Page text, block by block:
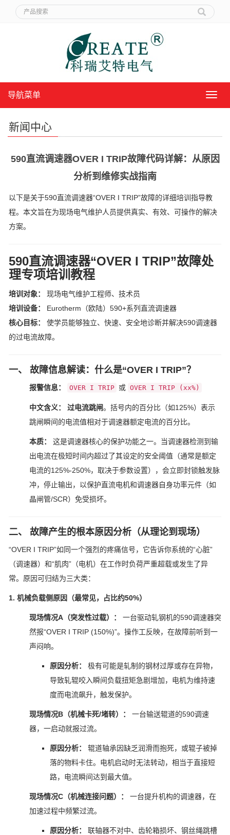
导
导航菜单
新闻中心
590直流调速器OVER I TRIP故障代码详解：从原因
分析到维修实战指南
以下是关于590直流调速器“OVER I TRIP”故障的详细培训指导教
程。本文旨在为现场电气维护人员提供真实、有效、可操作的解决
方案。
590直流调速器“OVER I TRIP”故障处
理专项培训教程
培训对象：
现场电气维护工程师、技术员
培训设备：
Eurotherm（欧陆）590+系列直流调速器
核心目标：
使学员能够独立、快速、安全地诊断并解决590调速器
的过电流故障。
一、 故障信息解读：什么是“OVER I TRIP”？
报警信息： OVER I TRIP 或 OVER I TRIP (xx%)
中文含义： 过电流跳闸。括号内的百分比（如125%）表示
跳闸瞬间的电流值相对于调速器额定电流的百分比。
本质：
这是调速器核心的保护功能之一。当调速器检测到输
出电流在极短时间内超过了其设定的安全阈值（通常是额定
电流的125%-250%，取决于参数设置），会立即封锁触发脉
冲，停止输出，以保护直流电机和调速器自身功率元件（如
晶闸管/SCR）免受损坏。
二、 故障产生的根本原因分析（从理论到现场）
“OVER I TRIP”如同一个强烈的疼痛信号，它告诉你系统的“心脏”
（调速器）和“肌肉”（电机）在工作时负荷严重超载或发生了异
常。原因可归结为三大类：
1. 机械负载侧原因（最常见，占比约50%）
现场情况A（突发性过载）：
一台驱动轧钢机的590调速器突
然报“OVER I TRIP (150%)”。操作工反映，在故障前听到一
声闷响。
原因分析：
极有可能是轧制的钢材过厚或存在异物，
导致轧辊咬入瞬间负载扭矩急剧增加，电机为维持速
度而电流飙升，触发保护。
现场情况B（机械卡死/堵转）：
一台输送辊道的590调速
器，一启动就报过流。
原因分析：
辊道轴承因缺乏润滑而抱死，或辊子被掉
落的物料卡住。电机启动时无法转动，相当于直接短
路，电流瞬间达到最大值。
现场情况C（机械连接问题）：
一台提升机构的调速器，在
加速过程中频繁过流。
原因分析：
联轴器不对中、齿轮箱损坏、钢丝绳跳槽